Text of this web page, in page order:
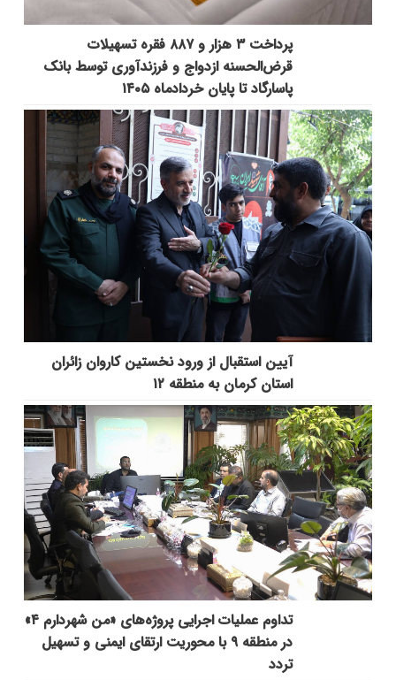
پرداخت ۳ هزار و ۸۸۷ فقره تسهیلات
قرض‌الحسنه ازدواج و فرزندآوری توسط بانک
پاسارگاد تا پایان خردادماه ۱۴۰۵
آیین استقبال از ورود نخستین کاروان زائران
استان کرمان به منطقه ۱۲
تداوم عملیات اجرایی پروژه‌های «من شهردارم ۴»
در منطقه ۹ با محوریت ارتقای ایمنی و تسهیل
تردد